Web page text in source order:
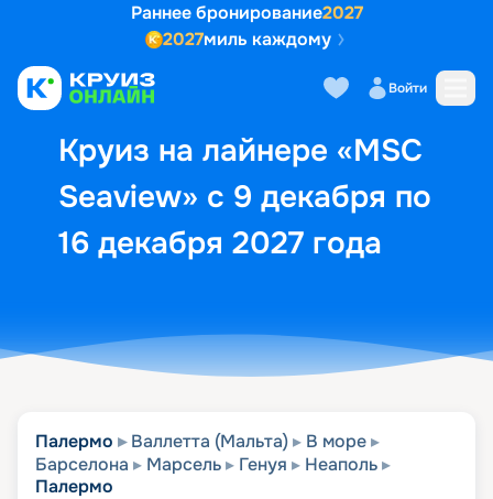
Раннее бронирование2027
2027миль каждому
Войти
Круиз на лайнере «MSC
Seaview» с 9 декабря по
16 декабря 2027 года
Выбор кают Маршрут и
Палермо Валлетта (Мальта)
В море
Барселона
Марсель Генуя
Неаполь
Палермо